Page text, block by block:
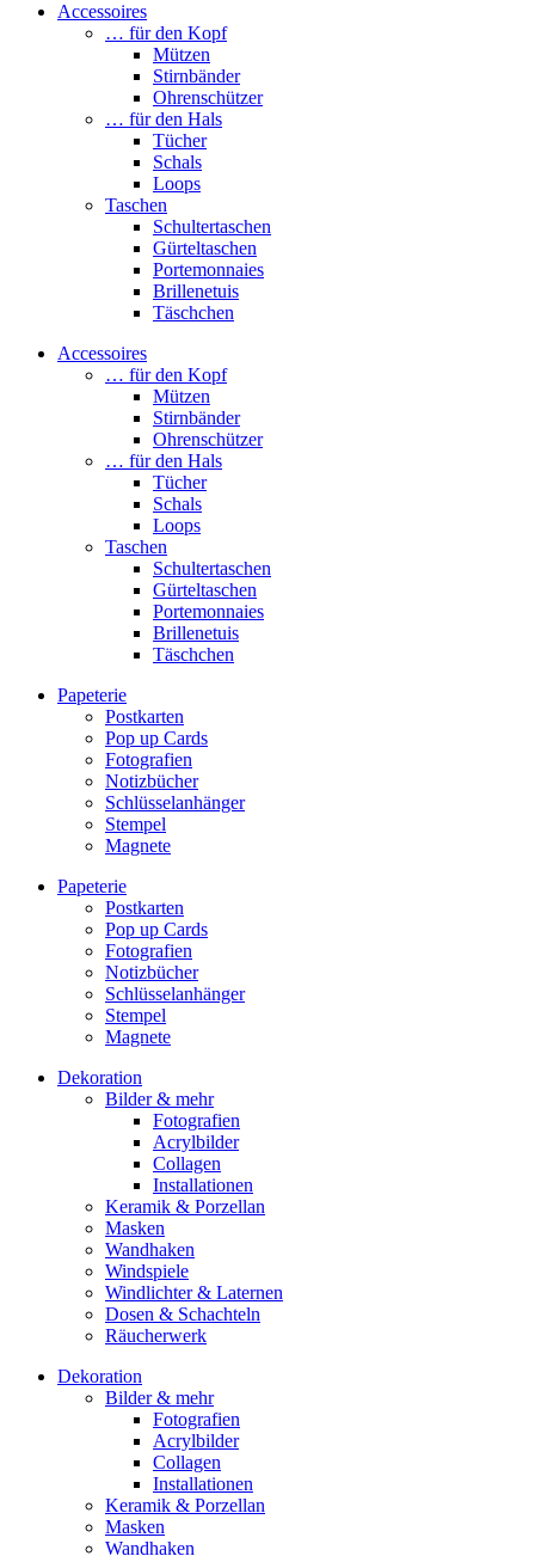
Accessoires
… für den Kopf
Mützen
Stirnbänder
Ohrenschützer
… für den Hals
Tücher
Schals
Loops
Taschen
Schultertaschen
Gürteltaschen
Portemonnaies
Brillenetuis
Täschchen
Accessoires
… für den Kopf
Mützen
Stirnbänder
Ohrenschützer
… für den Hals
Tücher
Schals
Loops
Taschen
Schultertaschen
Gürteltaschen
Portemonnaies
Brillenetuis
Täschchen
Papeterie
Postkarten
Pop up Cards
Fotografien
Notizbücher
Schlüsselanhänger
Stempel
Magnete
Papeterie
Postkarten
Pop up Cards
Fotografien
Notizbücher
Schlüsselanhänger
Stempel
Magnete
Dekoration
Bilder & mehr
Fotografien
Acrylbilder
Collagen
Installationen
Keramik & Porzellan
Masken
Wandhaken
Windspiele
Windlichter & Laternen
Dosen & Schachteln
Räucherwerk
Dekoration
Bilder & mehr
Fotografien
Acrylbilder
Collagen
Installationen
Keramik & Porzellan
Masken
Wandhaken